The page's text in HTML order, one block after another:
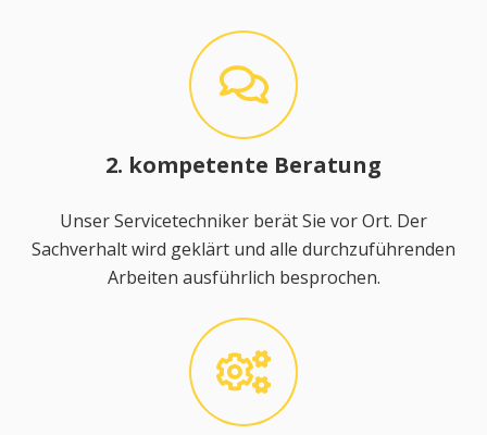
2. kompetente Beratung
Unser Servicetechniker berät Sie vor Ort. Der
Sachverhalt wird geklärt und alle durchzuführenden
Arbeiten ausführlich besprochen.